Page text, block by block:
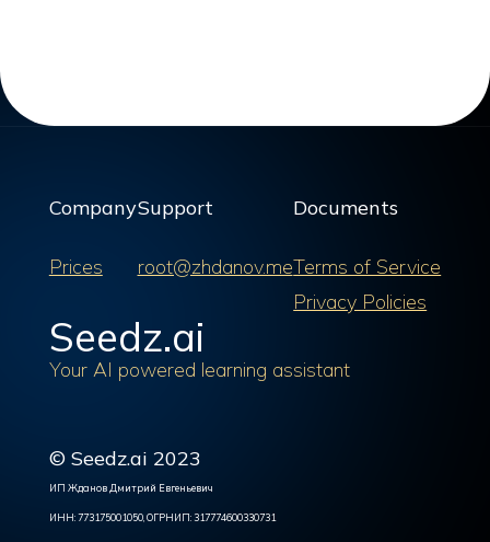
Company
Prices
Support
root@zhdanov.me
Documents
Terms of Service
Privacy Policies
Seedz.ai
Your AI powered learning assistant
© Seedz.ai 2023
ИП Жданов Дмитрий Евгеньевич
ИНН: 773175001050, ОГРНИП: 317774600330731